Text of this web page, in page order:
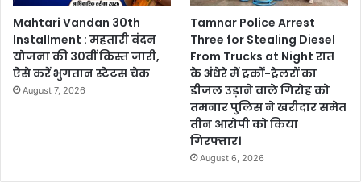
Mahtari Vandan 30th
Installment : महतारी वंदन
योजना की 30वीं किस्त जारी,
ऐसे करें भुगतान स्टेटस चेक
August 7, 2026
Tamnar Police Arrest
Three for Stealing Diesel
From Trucks at Night रात
के अंधेरे में ट्रकों-ट्रेलरों का
डीजल उड़ाने वाले गिरोह को
तमनार पुलिस ने खरीदार समेत
तीन आरोपी को किया
गिरफ्तार।
August 6, 2026